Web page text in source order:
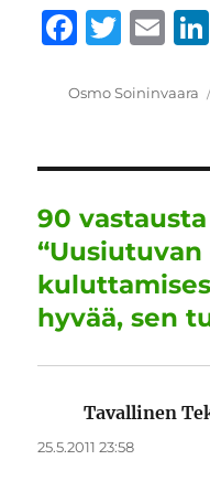
F
c
b
o
o
k
T
it
r
E
ai
Kirjoittaja
Osmo Soininvaara
90
hyvää, sen
Tavallinen
25.5.2011 23:58